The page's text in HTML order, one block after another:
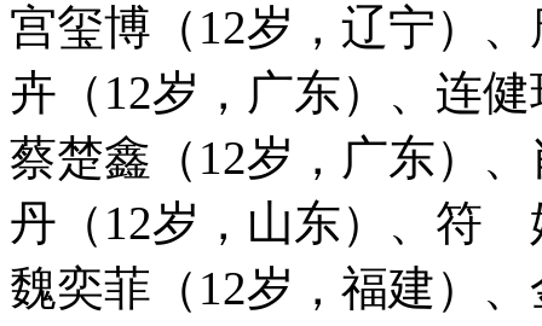
宫玺博（12岁，辽宁）
卉（12岁，广东）、连
蔡楚鑫（12岁，广东）
丹（12岁，山东）、符
魏奕菲（12岁，福建）